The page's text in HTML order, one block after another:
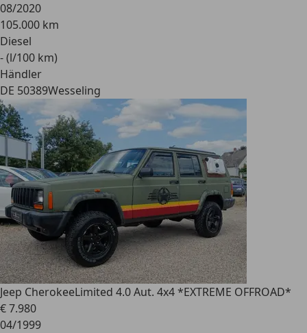
08/2020
105.000 km
Diesel
- (l/100 km)
Händler
DE 50389Wesseling
Jeep CherokeeLimited 4.0 Aut. 4x4 *EXTREME OFFROAD*
€ 7.980
04/1999